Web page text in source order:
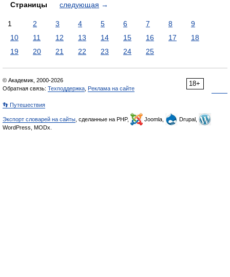
Страницы следующая →
1 2 3 4 5 6 7 8
9
10
11 12 13 14 15 16 17
18
19
20 21 22 23 24 25
18+
© Академик, 2000-2026
Обратная связь: Техподдержка Реклама на сайте
👣 Путешествия
Экспорт словарей на сайты , сделанные на PHP, Joomla,
Drupal,
WordPress, MODx.